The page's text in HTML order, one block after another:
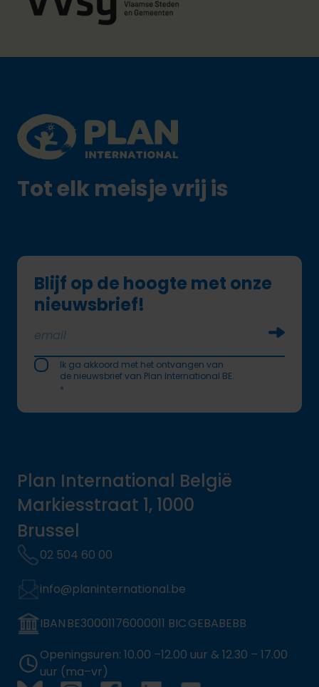
Plan International logo
Tot elk meisje vrij is
Blijf op de hoogte met onze
nieuwsbrief!
Ik ga akkoord met het ontvangen van
de nieuwsbrief van Plan International BE.
*
Plan International België
Markiesstraat 1, 1000
Brussel
02 504 60 00
info@planinternational.be
IBAN BE30001176000011 BIC GEBABEBB
Openingsuren: 10.00 –12.00 uur & 12.30 – 17.00
uur (ma–vr)